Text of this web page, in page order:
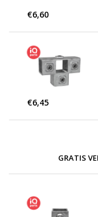
€6,60
€6,45
GRATIS